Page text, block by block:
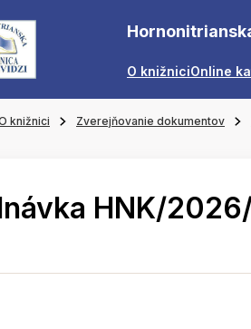
O knižniciOnline
knižnici Zverejňovanie dokumentov
HNK/